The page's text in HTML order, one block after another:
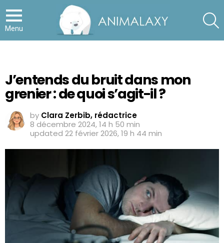
Menu
J’entends du bruit dans mon
grenier : de quoi s’agit-il ?
by Clara Zerbib, rédactrice
8 décembre 2024, 14 h 50 min
updated 22 février 2026, 19 h 44 min